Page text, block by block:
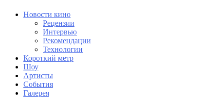
Новости кино
Рецензии
Интервью
Рекомендации
Технологии
Короткий метр
Шоу
Артисты
События
Галерея